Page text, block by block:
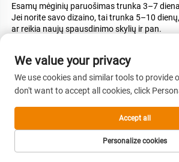
Esamų mėginių paruošimas trunka 3–7
Jei norite savo dizaino, tai trunka 5–10
ar reikia naujų spausdinimo skylių ir pan.
5. Koks yra gamybos ciklas?
Mažiausio užsakomo kiekio (MOQ) gamyba
Turime didelę gamybos talpą, kuri leidžia
6. Kokio formato failą jums reikia, jei
We value your privacy
We use cookies and similar tools to provide
don't want to accept all cookies, click
Personalize cookies
Accept all